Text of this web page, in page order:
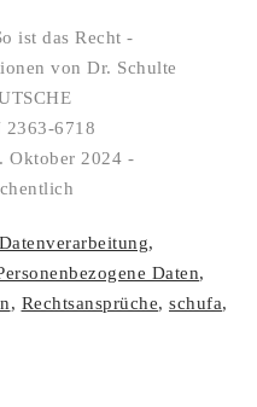
ist das Recht -
von Dr. Schulte
6718
Oktober 2024 -
Datenverarbeitung,
Daten,
, Rechtsansprüche, schufa,